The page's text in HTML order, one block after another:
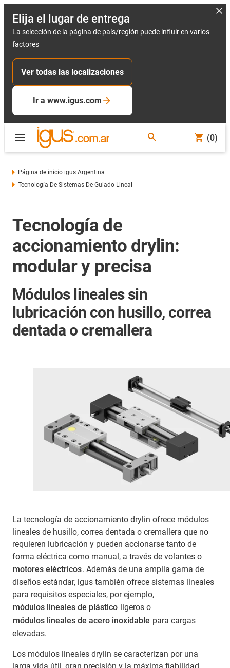
Elija el lugar de entrega
La selección de la página de país/región puede influir en varios
factores
Ver todas las localizaciones
Ir a www.igus.com
(0)
Página de inicio igus Argentina
Tecnología De Sistemas De Guiado Lineal
Tecnología de
accionamiento drylin:
modular y precisa
Módulos lineales sin
lubricación con husillo, correa
dentada o cremallera
La tecnología de accionamiento drylin ofrece módulos
lineales de husillo, correa dentada o cremallera que no
requieren lubricación y pueden accionarse tanto de
forma eléctrica como manual, a través de volantes o
motores eléctricos. Además de una amplia gama de
diseños estándar, igus también ofrece sistemas lineales
para requisitos especiales, por ejemplo,
módulos lineales de plástico ligeros o
módulos lineales de acero inoxidable para cargas
elevadas.
Los módulos lineales drylin se caracterizan por una